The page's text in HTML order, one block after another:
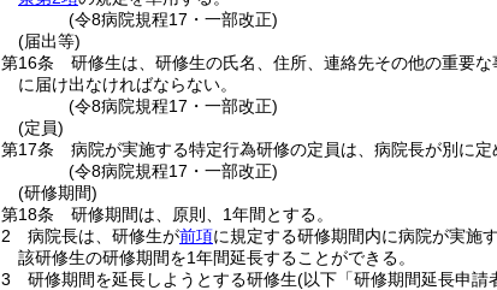
(令8病院規程17・一部改正)
(届出等)
第16条
研修生は、研修生の氏名、住所、連絡先その他の重要
に届け出なければならない。
(令8病院規程17・一部改正)
(定員)
第17条
病院が実施する特定行為研修の定員は、病院長が別に定
(令8病院規程17・一部改正)
(研修期間)
第18条
研修期間は、原則、1年間とする。
2
病院長は、研修生が前項に規定する研修期間内に病院が実施
該研修生の研修期間を1年間延長することができる。
3
研修期間を延長しようとする研修生(以下「研修期間延長申請